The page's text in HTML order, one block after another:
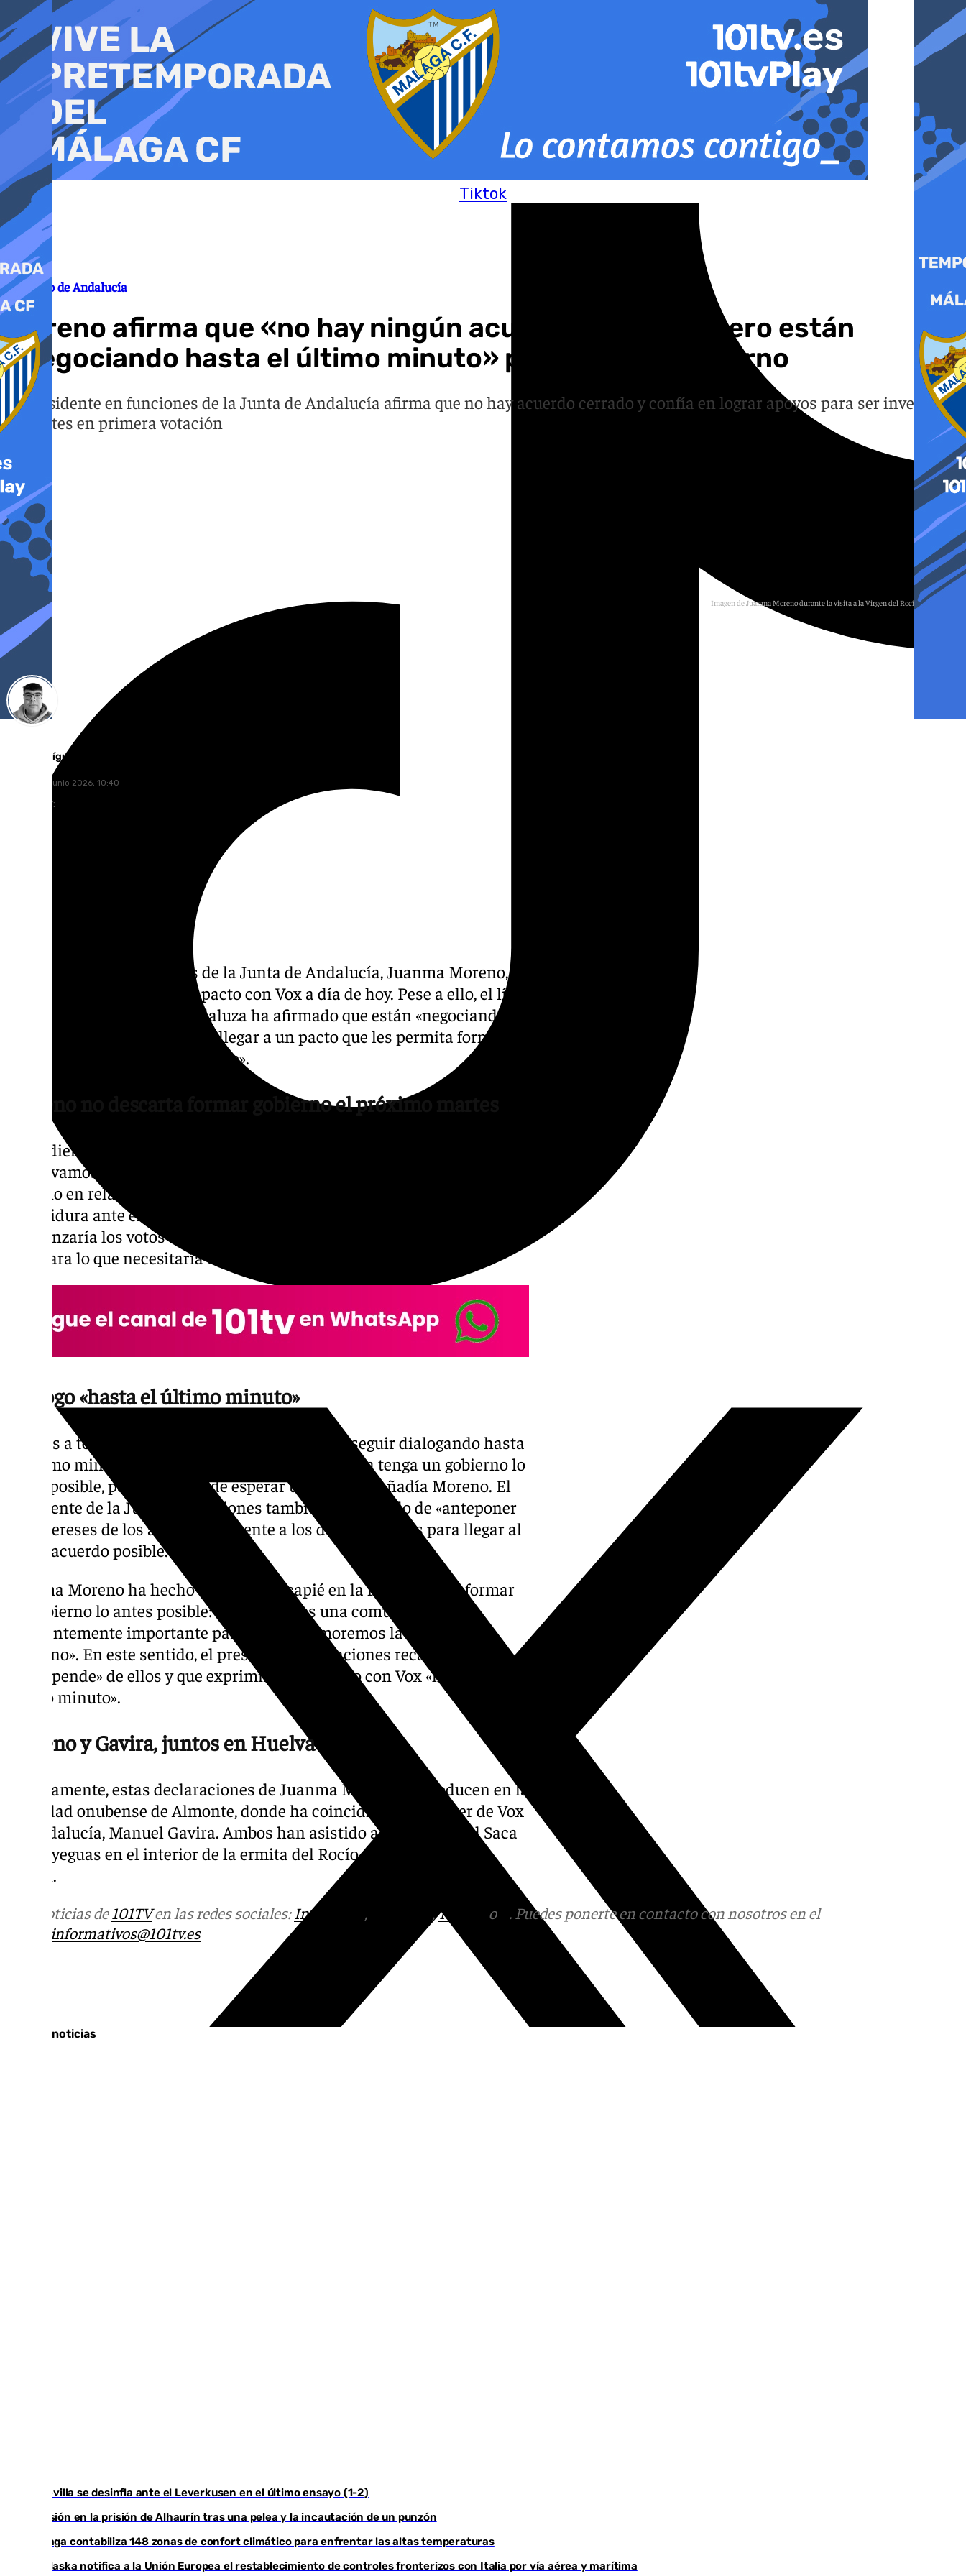
al
contenido
Tiktok
X-twitter
Gobierno de Andalucía
Moreno afirma que «no hay ningún acuerdo con Vox» pero están
«negociando hasta el último minuto» para formar gobierno
El presidente en funciones de la Junta de Andalucía afirma que no hay acuerdo cerrado y confía en lograr apoyos para ser investido
el martes en primera votación
Imagen de Juanma Moreno durante la visita a la Virgen del Rocío en su ermita
Eloy Rodríguez
viernes, 26 junio 2026, 10:40
Compartir:
El presidente en funciones de la Junta de Andalucía, Juanma Moreno, ha
negado la existencia de un pacto con Vox a día de hoy. Pese a ello, el líder
del PP en la comunidad andaluza ha afirmado que están «negociando
hasta el último minuto» para llegar a un pacto que les permita formar un
nuevo gobierno «lo antes posible».
Moreno no descarta formar gobierno el próximo martes
«Si pudiera ser el martes, el martes, Pero no depende de nosotros y, por
tanto, vamos a seguir dialogando hasta el último minuto», afirmaba
Moreno en relación a la posibilidad de formar gobierno en el debate de
investidura ante el Pleno del Parlamento. Por el momento, se desconoce
si alcanzaría los votos suficientes para alcanzar la mayoría absoluta,
algo para lo que necesitaría los votos de Vox.
Diálogo «hasta el último minuto»
«Vamos a tener los teléfonos abiertos y vamos a seguir dialogando hasta
el último minuto. Nuestro interés es que Andalucía tenga un gobierno lo
antes posible, porque no puede esperar un minuto», añadía Moreno. El
presidente de la Junta en funciones también ha hablado de «anteponer
los intereses de los andaluces» frente a los de los partidos para llegar al
mejor acuerdo posible.
Juanma Moreno ha hecho especial hincapié en la necesidad de formar
un gobierno lo antes posible: «Andalucía es una comunidad
suficientemente importante para que no demoremos la acción del
gobierno». En este sentido, el presidente en funciones recalca que esto
«no depende» de ellos y que exprimirán el diálogo con Vox «hasta el
último minuto».
Moreno y Gavira, juntos en Huelva
Precisamente, estas declaraciones de Juanma Moreno se producen en la
localidad onubense de Almonte, donde ha coincidido con el líder de Vox
en Andalucía, Manuel Gavira. Ambos han asistido a la tradicional Saca
de las yeguas en el interior de la ermita del Rocío en una visita a la
Virgen.
Más noticias de101TVen las redes sociales:Instagram , ,Tik Tok o
. Puedes ponerte en contacto con nosotros en el
informativos@101tv.es
Últimas noticias
El Sevilla se desinfla ante el Leverkusen en el último ensayo (1-2)
Tensión en la prisión de Alhaurín tras una pelea y la incautación de un punzón
Málaga contabiliza 148 zonas de confort climático para enfrentar las altas temperaturas
Marlaska notifica a la Unión Europea el restablecimiento de controles fronterizos con Italia por vía aérea y marítima